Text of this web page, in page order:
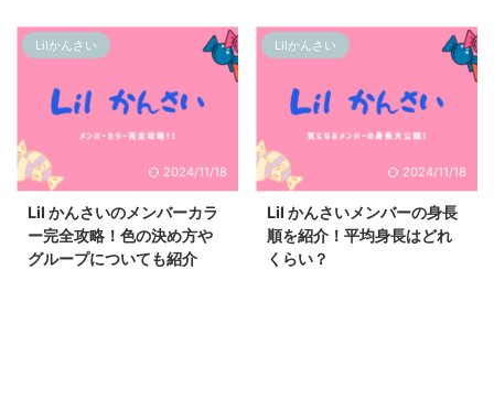
Lilかんさい
2024/11/18
Lil かんさいのメンバーカラ
ー完全攻略！色の決め方や
グループについても紹介
Lilかんさい
2024/11/18
Lil かんさいメンバーの身長
順を紹介！平均身長はどれ
くらい？